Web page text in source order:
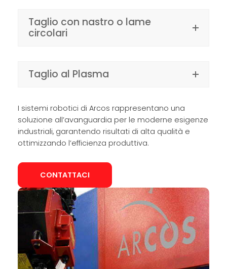
Taglio con nastro o lame
circolari
Taglio al Plasma
I sistemi robotici di Arcos rappresentano una
soluzione all’avanguardia per le moderne esigenze
industriali, garantendo risultati di alta qualità e
ottimizzando l’efficienza produttiva.
CONTATTACI